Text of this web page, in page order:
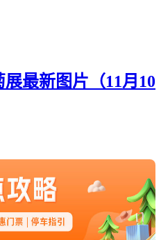
最新图片（11月10